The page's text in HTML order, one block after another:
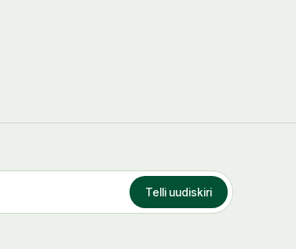
Telli uudiskiri